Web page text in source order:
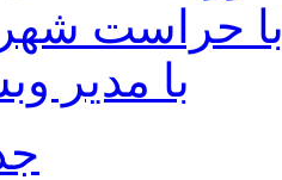
حراست
با مدیر